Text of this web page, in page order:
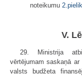
noteikumu
V.
29. Ministrija
vērtējumam saskaņā
valsts budžeta